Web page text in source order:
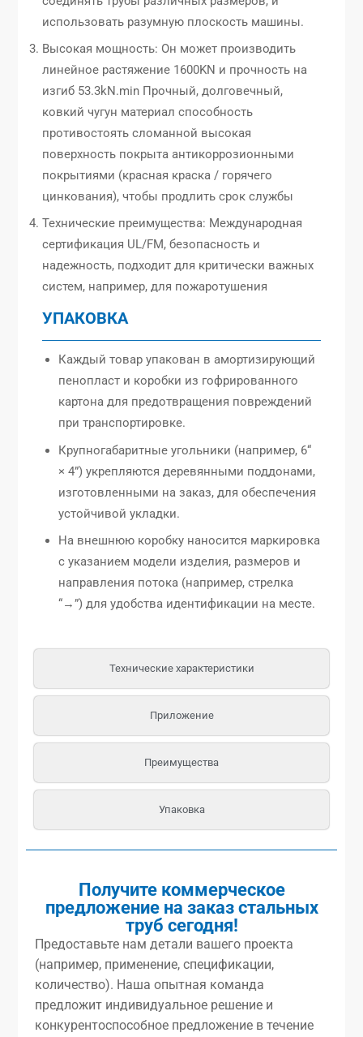
Технические характеристики
Приложение
Преимущества
Упаковка
использовать разумную плоскость машины.
Высокая мощность: Он может производить
линейное растяжение 1600KN и прочность на
изгиб 53.3kN.min Прочный, долговечный,
ковкий чугун материал способность
противостоять сломанной высокая
поверхность покрыта антикоррозионными
покрытиями (красная краска / горячего
цинкования), чтобы продлить срок службы
Технические преимущества: Международная
сертификация UL/FM, безопасность и
надежность, подходит для критически важных
систем, например, для пожаротушения
УПАКОВКА
Каждый товар упакован в амортизирующий
пенопласт и коробки из гофрированного
картона для предотвращения повреждений
при транспортировке.
Крупногабаритные угольники (например, 6“
× 4”) укрепляются деревянными поддонами,
изготовленными на заказ, для обеспечения
устойчивой укладки.
На внешнюю коробку наносится маркировка
с указанием модели изделия, размеров и
направления потока (например, стрелка
“→”) для удобства идентификации на месте.
Получите коммерческое
предложение на заказ стальных
труб сегодня!
Предоставьте нам детали вашего проекта
(например, применение, спецификации,
количество). Наша опытная команда
предложит индивидуальное решение и
конкурентоспособное предложение в течение